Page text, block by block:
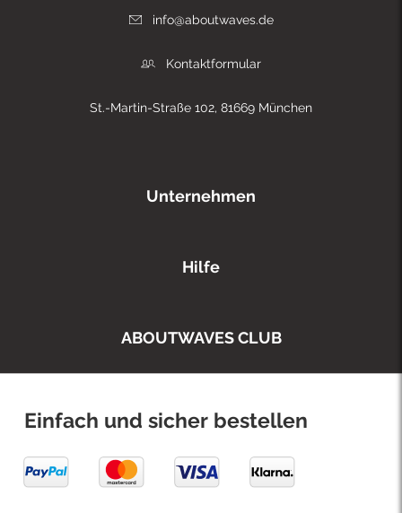
info@aboutwaves.de
Kontaktformular
St.-Martin-Straße 102, 81669 München
Unternehmen
Hilfe
ABOUTWAVES CLUB
Einfach und sicher bestellen